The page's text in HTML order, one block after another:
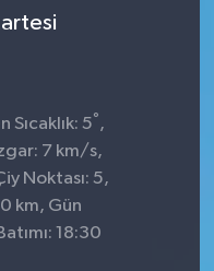
Sıcaklık: 5° ,
7 km/s,
Noktası: 5,
km, Gün
18:30